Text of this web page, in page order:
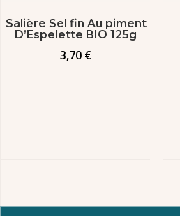
Salière Sel fin Au piment
D’Espelette BIO 125g
3,70 €